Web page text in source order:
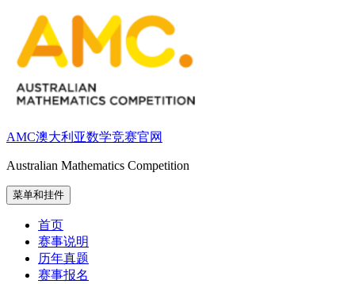
容
AMC澳大利亚数学竞赛官网
Australian Mathematics Competition
菜单和挂件
首页
赛事说明
历年真题
赛事报名